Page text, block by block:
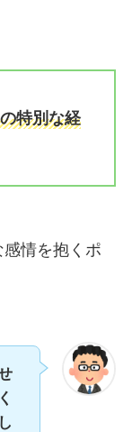
特別な経
感情を抱くポ